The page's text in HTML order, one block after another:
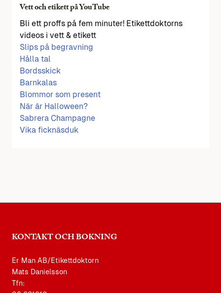
Vett och etikett på YouTube
Bli ett proffs på fem minuter! Etikettdoktorns
videos i vett & etikett
Slips på begravning
Hålla tal
Bordsskick
Barnkalas
Blommor som present
När är Halloween?
Sabrera Champagne
Vika ficknäsduk
KONTAKT OCH BOKNING
Er Man AB/Etikettdoktorn
Mats Danielsson
Tfn: